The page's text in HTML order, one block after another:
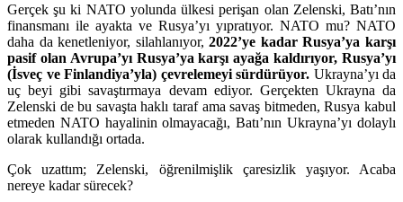
Gerçek şu ki NATO yolunda ülkesi perişan olan Zelenski, Batı’nın
finansmanı ile ayakta ve Rusya’yı yıpratıyor. NATO mu? NATO
daha da kenetleniyor, silahlanıyor,2022’ye kadar Rusya’ya karşı
pasif olan Avrupa’yı Rusya’ya karşı ayağa kaldırıyor, Rusya’yı
(İsveç ve Finlandiya’yla) çevrelemeyi sürdürüyor. Ukrayna’yı da
uç beyi gibi savaştırmaya devam ediyor. Gerçekten Ukrayna da
Zelenski de bu savaşta haklı taraf ama savaş bitmeden, Rusya kabul
etmeden NATO hayalinin olmayacağı, Batı’nın Ukrayna’yı dolaylı
olarak kullandığı ortada.
Çok uzattım; Zelenski, öğrenilmişlik çaresizlik yaşıyor. Acaba
nereye kadar sürecek?